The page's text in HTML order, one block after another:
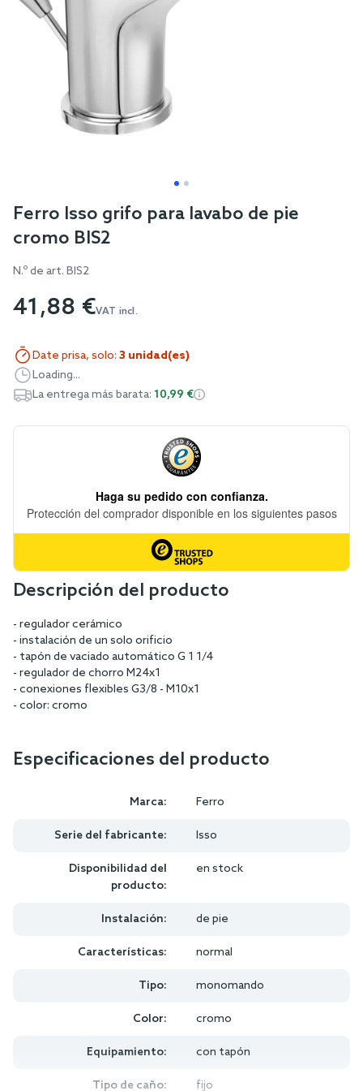
Skip
beginning
the
gallery
Ferro Isso grifo para lavabo de pie
cromo BIS2
N.º de art. BIS2
41,88 €VAT incl.
Date prisa, solo: 3 unidad(es)
Loading...
La entrega más barata: 10,99 €
Descripción del producto
- regulador cerámico
- instalación de un solo orificio
- tapón de vaciado automático G 1 1/4
- regulador de chorro M24x1
- conexiones flexibles G3/8 - M10x1
- color: cromo
Especificaciones del producto
Marca: Ferro
Serie del fabricante: Isso
Disponibilidad del
producto:
en stock
Instalación: de pie
Características: normal
Tipo: monomando
Color: cromo
Equipamiento: con tapón
Tipo de caño: fijo